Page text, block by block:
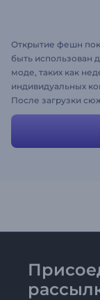
Открытие фешн
быть использован
моде, таких как
индивидуальных
После загрузки
так как вам
заменив
собственными. При